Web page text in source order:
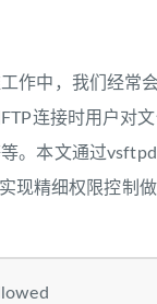
作中，我们经常
连接时用户对
。本文通过
现精细权限控制做